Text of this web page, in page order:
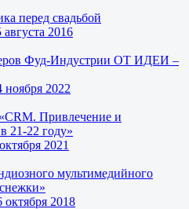
перед свадьбой
августа 2016
Фуд-Индустрии ОТ ИДЕИ –
ноября 2022
Привлечение и
21-22 году»
2021
мультимедийного
октября 2018